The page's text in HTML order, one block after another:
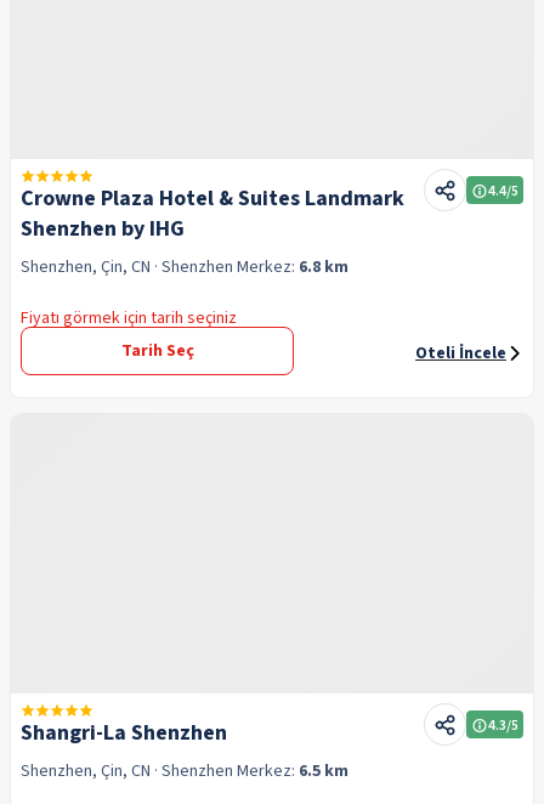
Crowne Plaza Hotel & Suites Landmark
Shenzhen by IHG
4.4/5
Shenzhen, Çin, CN · Shenzhen Merkez: 6.8 km
Fiyatı görmek için tarih seçiniz
Tarih Seç
Oteli İncele
Shangri-La Shenzhen 4.3/5
Shenzhen, Çin, CN · Shenzhen Merkez: 6.5 km